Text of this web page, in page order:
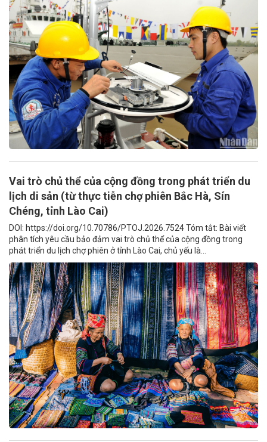
Vai trò chủ thể của cộng đồng trong phát triển du
lịch di sản (từ thực tiễn chợ phiên Bắc Hà, Sín
Chéng, tỉnh Lào Cai)
DOI: https://doi.org/10.70786/PTOJ.2026.7524 Tóm tắt: Bài viết
phân tích yêu cầu bảo đảm vai trò chủ thể của cộng đồng trong
phát triển du lịch chợ phiên ở tỉnh Lào Cai, chủ yếu là...